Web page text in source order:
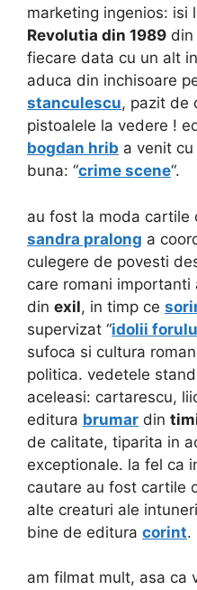
marketing ingenios: isi
Revolutia din 1989 din
fiecare data cu un alt
aduca din inchisoare
stanculescu, pazit de
pistoalele la vedere !
bogdan hrib a venit
buna: “crime scene“.
au fost la moda cartile
sandra pralong a
culegere de povesti
care romani importanti
din exil, in timp ce
supervizat “idolii
sufoca si cultura
politica. vedetele
aceleasi: cartarescu,
editura brumar din
de calitate, tiparita in
exceptionale. la fel ca
cautare au fost cartile
alte creaturi ale
bine de editura corint.
am filmat mult, asa ca